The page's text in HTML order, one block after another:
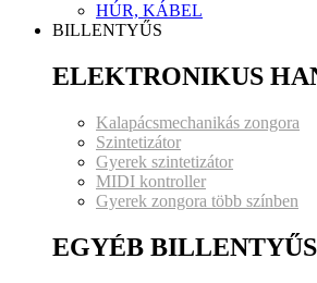
HÚR, KÁBEL
BILLENTYŰS
ELEKTRONIKUS
Kalapácsmechanikás zongora
Szintetizátor
Gyerek szintetizátor
MIDI kontroller
Gyerek zongora több színben
EGYÉB